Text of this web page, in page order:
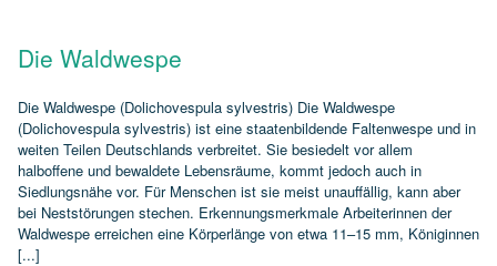
Die Waldwespe
Die Waldwespe (Dolichovespula sylvestris) Die Waldwespe
(Dolichovespula sylvestris) ist eine staatenbildende Faltenwespe und in
weiten Teilen Deutschlands verbreitet. Sie besiedelt vor allem
halboffene und bewaldete Lebensräume, kommt jedoch auch in
Siedlungsnähe vor. Für Menschen ist sie meist unauffällig, kann aber
bei Neststörungen stechen. Erkennungsmerkmale Arbeiterinnen der
Waldwespe erreichen eine Körperlänge von etwa 11–15 mm, Königinnen
[...]